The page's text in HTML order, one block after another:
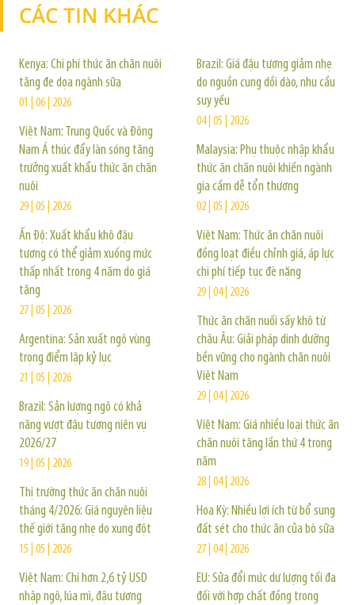
CÁC TIN KHÁC
Kenya: Chi phí thức ăn chăn nuôi
tăng đe dọa ngành sữa
01 | 06 | 2026
Việt Nam: Trung Quốc và Đông
Nam Á thúc đẩy làn sóng tăng
trưởng xuất khẩu thức ăn chăn
nuôi
29 | 05 | 2026
Ấn Độ: Xuất khẩu khô đậu
tương có thể giảm xuống mức
thấp nhất trong 4 năm do giá
tăng
27 | 05 | 2026
Argentina: Sản xuất ngô vùng
trọng điểm lập kỷ lục
21 | 05 | 2026
Brazil: Sản lượng ngô có khả
năng vượt đậu tương niên vụ
2026/27
19 | 05 | 2026
Thị trường thức ăn chăn nuôi
tháng 4/2026: Giá nguyên liệu
thế giới tăng nhẹ do xung đột
15 | 05 | 2026
Việt Nam: Chi hơn 2,6 tỷ USD
nhập ngô, lúa mì, đậu tương
Brazil: Giá đậu tương giảm nhẹ
do nguồn cung dồi dào, nhu cầu
suy yếu
04 | 05 | 2026
Malaysia: Phụ thuộc nhập khẩu
thức ăn chăn nuôi khiến ngành
gia cầm dễ tổn thương
02 | 05 | 2026
Việt Nam: Thức ăn chăn nuôi
đồng loạt điều chỉnh giá, áp lực
chi phí tiếp tục đè nặng
29 | 04 | 2026
Thức ăn chăn nuối sấy khô từ
châu Âu: Giải pháp dinh dưỡng
bền vững cho ngành chăn nuôi
Việt Nam
29 | 04 | 2026
Việt Nam: Giá nhiều loại thức ăn
chăn nuôi tăng lần thứ 4 trong
năm
28 | 04 | 2026
Hoa Kỳ: Nhiều lợi ích từ bổ sung
đất sét cho thức ăn của bò sữa
27 | 04 | 2026
EU: Sửa đổi mức dư lượng tối đa
đối với hợp chất đồng trong